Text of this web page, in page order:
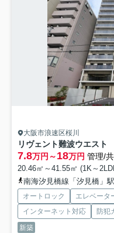
大阪市浪速区桜川
リヴェント難波ウエスト
7.8万円～18万円 管理/
20.46㎡～41.55㎡ (1K～
南海汐見橋線「汐見橋」
オートロック エレベータ
インターネット対応
防犯
新築